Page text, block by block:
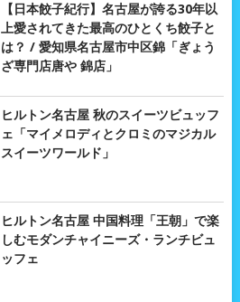
【日本餃子紀行】名古屋が誇る30年以
上愛されてきた最高のひとくち餃子と
は？ / 愛知県名古屋市中区錦「ぎょう
ざ専門店唐や 錦店」
ヒルトン名古屋 秋のスイーツビュッフ
ェ「マイメロディとクロミのマジカル
スイーツワールド」
ヒルトン名古屋 中国料理「王朝」で楽
しむモダンチャイニーズ・ランチビュ
ッフェ